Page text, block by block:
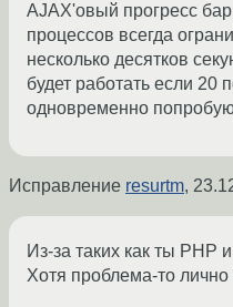
AJAX'овый прогресс
процессов всегда
несколько десятков
будет работать если 20
одновременно
Исправление resurtm,
Из-за таких как ты PHP
Хотя проблема-то лично